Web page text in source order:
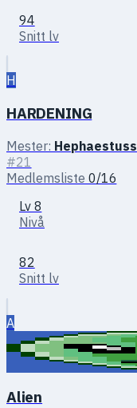
94
Snitt lv
H
HARDENING
Mester: Hephaestuss
#21
Medlemsliste 0/16
Lv 8
Nivå
82
Snitt lv
A
Alien